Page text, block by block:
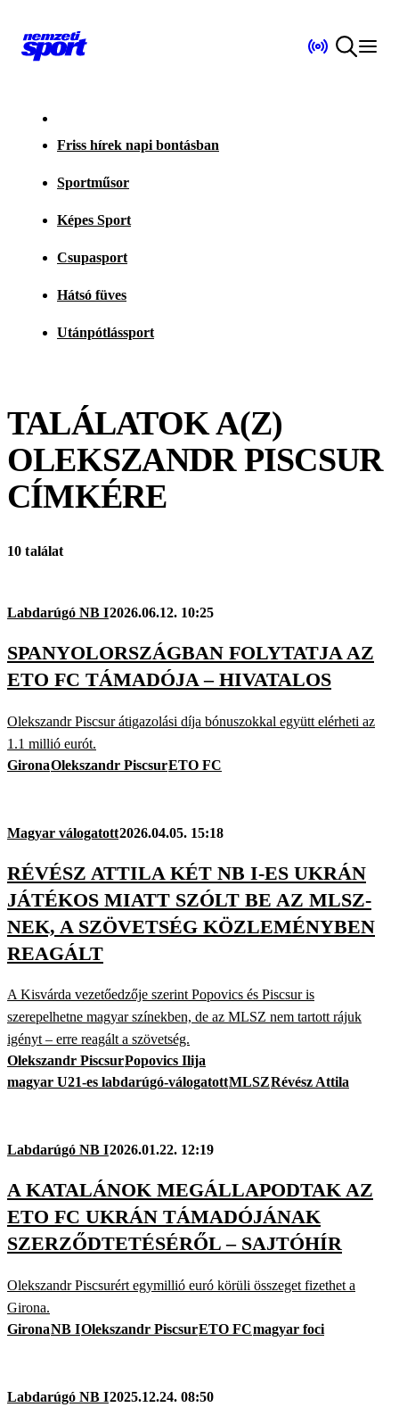
Friss hírek napi bontásban
Sportműsor
Képes Sport
Csupasport
Hátsó füves
Utánpótlássport
TALÁLATOK A(Z)
OLEKSZANDR PISCSUR
CÍMKÉRE
10 találat
Labdarúgó NB I2026.06.12. 10:25
SPANYOLORSZÁGBAN FOLYTATJA AZ
ETO FC TÁMADÓJA – HIVATALOS
Olekszandr Piscsur átigazolási díja bónuszokkal együtt elérheti az
1.1 millió eurót.
GironaOlekszandr PiscsurETO FC
Magyar válogatott2026.04.05. 15:18
RÉVÉSZ ATTILA KÉT NB I-ES UKRÁN
JÁTÉKOS MIATT SZÓLT BE AZ MLSZ-
NEK, A SZÖVETSÉG KÖZLEMÉNYBEN
REAGÁLT
A Kisvárda vezetőedzője szerint Popovics és Piscsur is
szerepelhetne magyar színekben, de az MLSZ nem tartott rájuk
igényt – erre reagált a szövetség.
Olekszandr PiscsurPopovics Ilija
magyar U21-es labdarúgó-válogatottMLSZRévész Attila
Labdarúgó NB I2026.01.22. 12:19
A KATALÁNOK MEGÁLLAPODTAK AZ
ETO FC UKRÁN TÁMADÓJÁNAK
SZERZŐDTETÉSÉRŐL – SAJTÓHÍR
Olekszandr Piscsurért egymillió euró körüli összeget fizethet a
Girona.
GironaNB IOlekszandr PiscsurETO FCmagyar foci
Labdarúgó NB I2025.12.24. 08:50